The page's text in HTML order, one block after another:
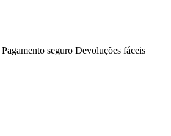
Pagamento seguro Devoluções fáceis